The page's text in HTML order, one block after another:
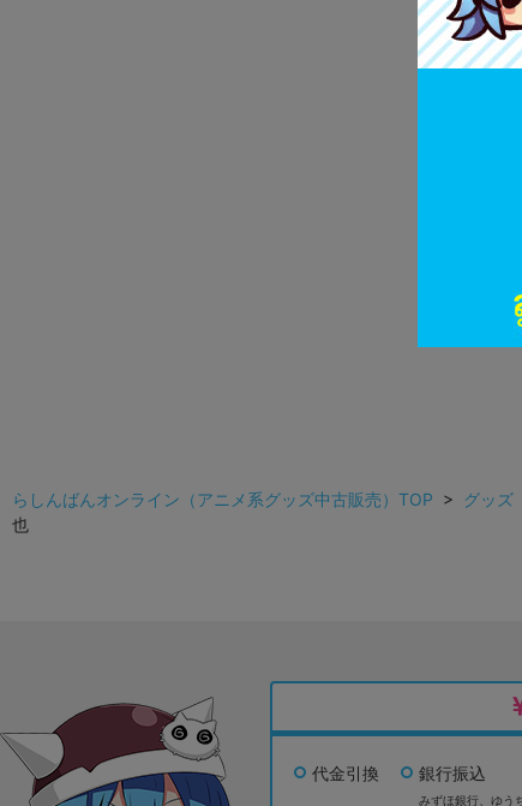
らしんばんオンライン（アニメ系グッズ中古販売）TOP > グッズ
也
代金引換 銀行振込
みずほ銀行、 ゆう